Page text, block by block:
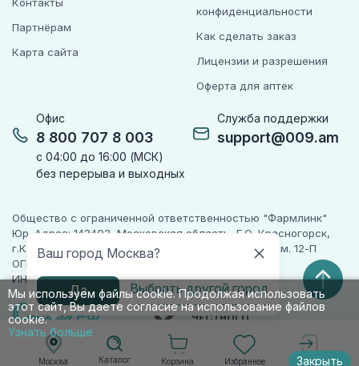
Москва
Ваш город Москва?
Да Выбрать другой город
Каталог Корзина Избранное Войти
Мы используем файлы cookie. Продолжая использовать
этот сайт, Вы даете согласие на использование файлов
cookie.
Узнать больше
Закрыть
Офис
8 800 707 8 003
с 04:00 до 16:00 (МСК)
без перерыва и выходных
Служба поддержки
support@009.am
Контакты
Партнёрам
Карта сайта
конфиденциальности
Как сделать заказ
Лицензии и разрешения
Оферта для аптек
Общество с ограниченной ответственностью "Фармлинк"
Юр. Адрес: 143402, Московская область, Г.О. Красногорск,
г.Красногорск, ул. Жуковского, д. 17, помещ. III, ком. 12-П
ОГРН 1225000071955
ИНН 5024223277
ПАРТНЕР
ЧЕСТНОГО